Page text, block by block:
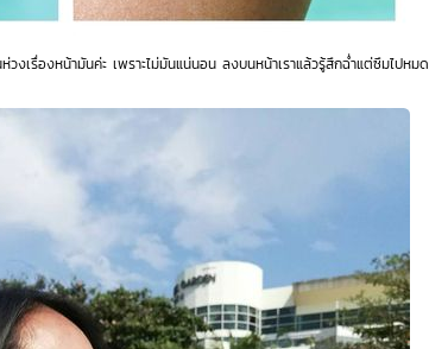
งเรื่องหน้ามันค่ะ เพราะไม่มันแน่นอน ลงบนหน้าเราแล้วรู้สึกฉ่ำแต่ซึมไปหมด